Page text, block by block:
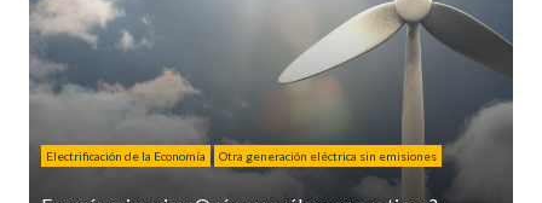
Electrificación de la Economía Otra generación eléctrica sin emisiones